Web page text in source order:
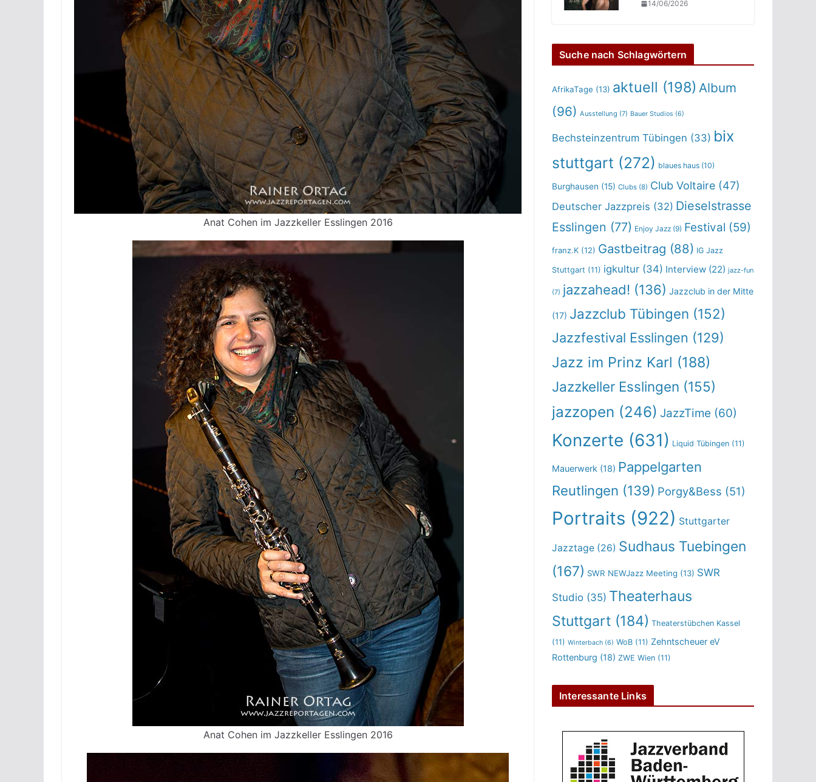
Anat Cohen im Jazzkeller Esslingen 2016
Anat Cohen im Jazzkeller Esslingen 2016
14/06/2026
Suche nach Schlagwörtern
AfrikaTage (13) aktuell (198) Album
(96) Ausstellung (7) Bauer Studios (6)
Bechsteinzentrum Tübingen (33) bix
stuttgart (272) blaues haus (10)
Burghausen (15) Clubs (8) Club Voltaire (47)
Deutscher Jazzpreis (32) Dieselstrasse
Esslingen (77) Enjoy Jazz (9) Festival (59)
franz.K (12) Gastbeitrag (88) IG Jazz
Stuttgart (11) igkultur (34) Interview (22) jazz-fun
(7) jazzahead! (136) Jazzclub in der Mitte
(17) Jazzclub Tübingen (152)
Jazzfestival Esslingen (129)
Jazz im Prinz Karl (188)
Jazzkeller Esslingen (155)
jazzopen (246) JazzTime (60)
Konzerte (631) Liquid Tübingen (11)
Mauerwerk (18) Pappelgarten
Reutlingen (139) Porgy&Bess (51)
Portraits (922) Stuttgarter
Jazztage (26) Sudhaus Tuebingen
(167) SWR NEWJazz Meeting (13) SWR
Studio (35) Theaterhaus
Stuttgart (184) Theaterstübchen Kassel
(11) Winterbach (6) WoB (11) Zehntscheuer eV
Rottenburg (18) ZWE Wien (11)
Interessante Links